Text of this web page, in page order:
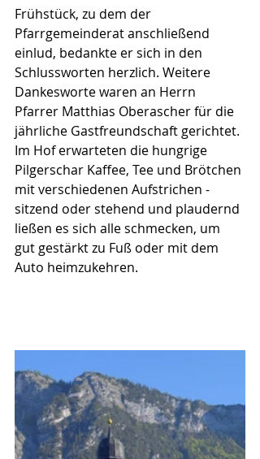
Frühstück, zu dem der
Pfarrgemeinderat anschließend
einlud, bedankte er sich in den
Schlussworten herzlich. Weitere
Dankesworte waren an Herrn
Pfarrer Matthias Oberascher für die
jährliche Gastfreundschaft gerichtet.
Im Hof erwarteten die hungrige
Pilgerschar Kaffee, Tee und Brötchen
mit verschiedenen Aufstrichen -
sitzend oder stehend und plaudernd
ließen es sich alle schmecken, um
gut gestärkt zu Fuß oder mit dem
Auto heimzukehren.